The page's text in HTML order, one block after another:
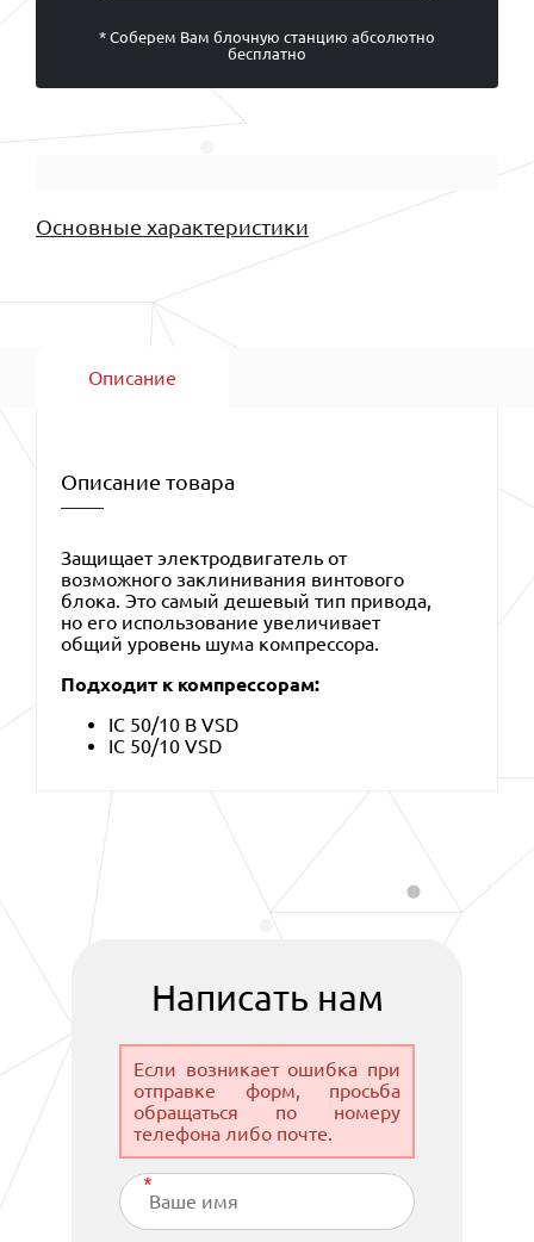
Основные характеристики
* Соберем Вам блочную станцию абсолютно
бесплатно
Описание
Описание товара
Защищает электродвигатель от
возможного заклинивания винтового
блока. Это самый дешевый тип привода,
но его использование увеличивает
общий уровень шума компрессора.
Подходит к компрессорам:
IC 50/10 B VSD
IC 50/10 VSD
Написать нам
Если возникает ошибка при
отправке форм, просьба
обращаться по номеру
телефона либо почте.